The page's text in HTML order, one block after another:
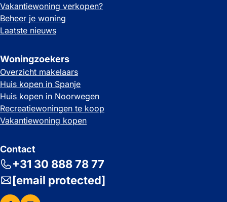
Vakantiewoning verkopen?
Beheer je woning
Laatste nieuws
Woningzoekers
Overzicht makelaars
Huis kopen in Spanje
Huis kopen in Noorwegen
Recreatiewoningen te koop
Vakantiewoning kopen
Contact
+31 30 888 78 77
[email protected]